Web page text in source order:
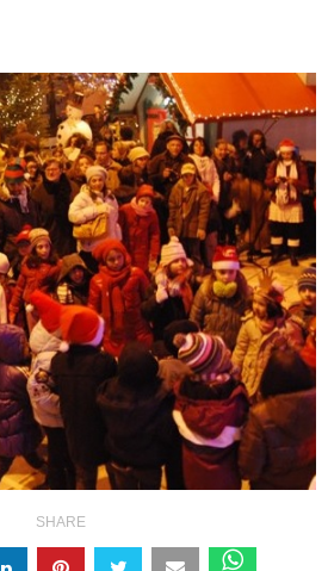
SHARE